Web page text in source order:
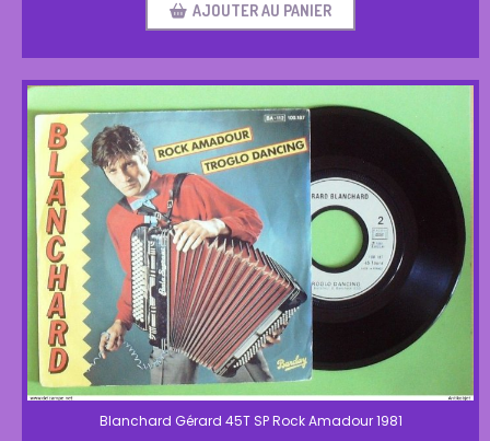
AJOUTER AU PANIER
Blanchard Gérard 45T SP Rock Amadour 1981